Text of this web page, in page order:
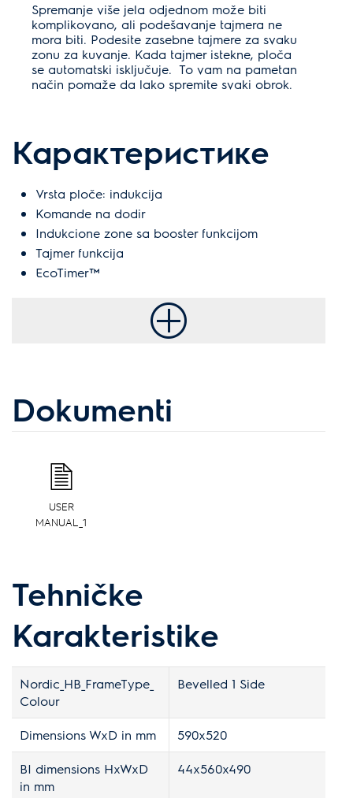
Spremanje više jela odjednom može biti
komplikovano, ali podešavanje tajmera ne
mora biti. Podesite zasebne tajmere za svaku
zonu za kuvanje. Kada tajmer istekne, ploča
se automatski isključuje. To vam na pametan
način pomaže da lako spremite svaki obrok.
Карактеристике
Vrsta ploče: indukcija
Komande na dodir
Indukcione zone sa booster funkcijom
Tajmer funkcija
EcoTimer™
Dokumenti
USER
MANUAL_1
Tehničke
Karakteristike
Nordic_HB_FrameType_
Colour
Bevelled 1 Side
Dimensions WxD in mm 590x520
BI dimensions HxWxD
in mm
44x560x490